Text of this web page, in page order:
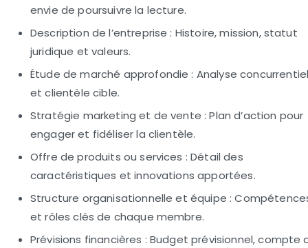
envie de poursuivre la lecture.
Description de l’entreprise : Histoire, mission, statut
juridique et valeurs.
Étude de marché approfondie : Analyse
et clientèle cible.
Stratégie marketing et de vente : Plan d’action pour
engager et fidéliser la clientèle.
Offre de produits ou services : Détail des
caractéristiques et innovations apportées.
Structure organisationnelle et équipe :
et rôles clés de chaque membre.
Prévisions financières : Budget prévisionnel, compte